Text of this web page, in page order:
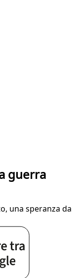
guerra
una speranza da